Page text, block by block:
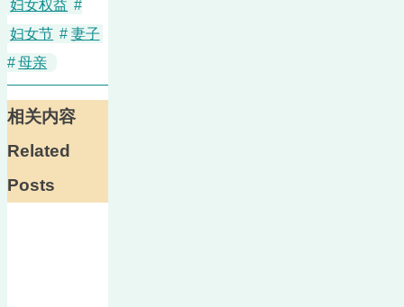
妇女权益 #
妇女节 # 妻子
#母亲
相关内容
Related
Posts